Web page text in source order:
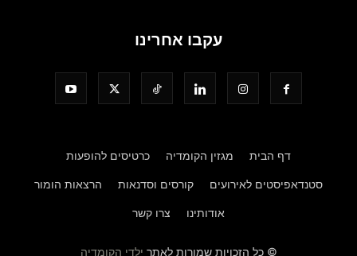
עקבו אחרינו
דף הבית מגזין הקומדיה כרטיסים להופעות
סטנדאפיסטים לאירועים קורסים וסדנאות הרצאות הומור
אודותינו צרו קשר
© כל הזכויות שמורות לאתר ילדי הקומדיה